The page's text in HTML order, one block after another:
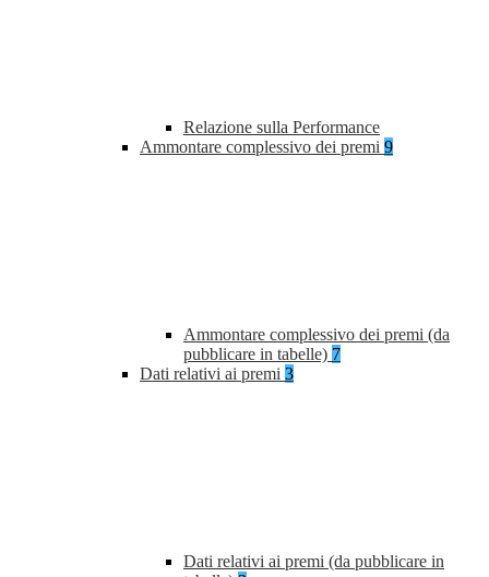
Relazione sulla Performance
Ammontare complessivo dei premi 9
Ammontare complessivo dei premi (da
pubblicare in tabelle) 7
Dati relativi ai premi 3
Dati relativi ai premi (da pubblicare in